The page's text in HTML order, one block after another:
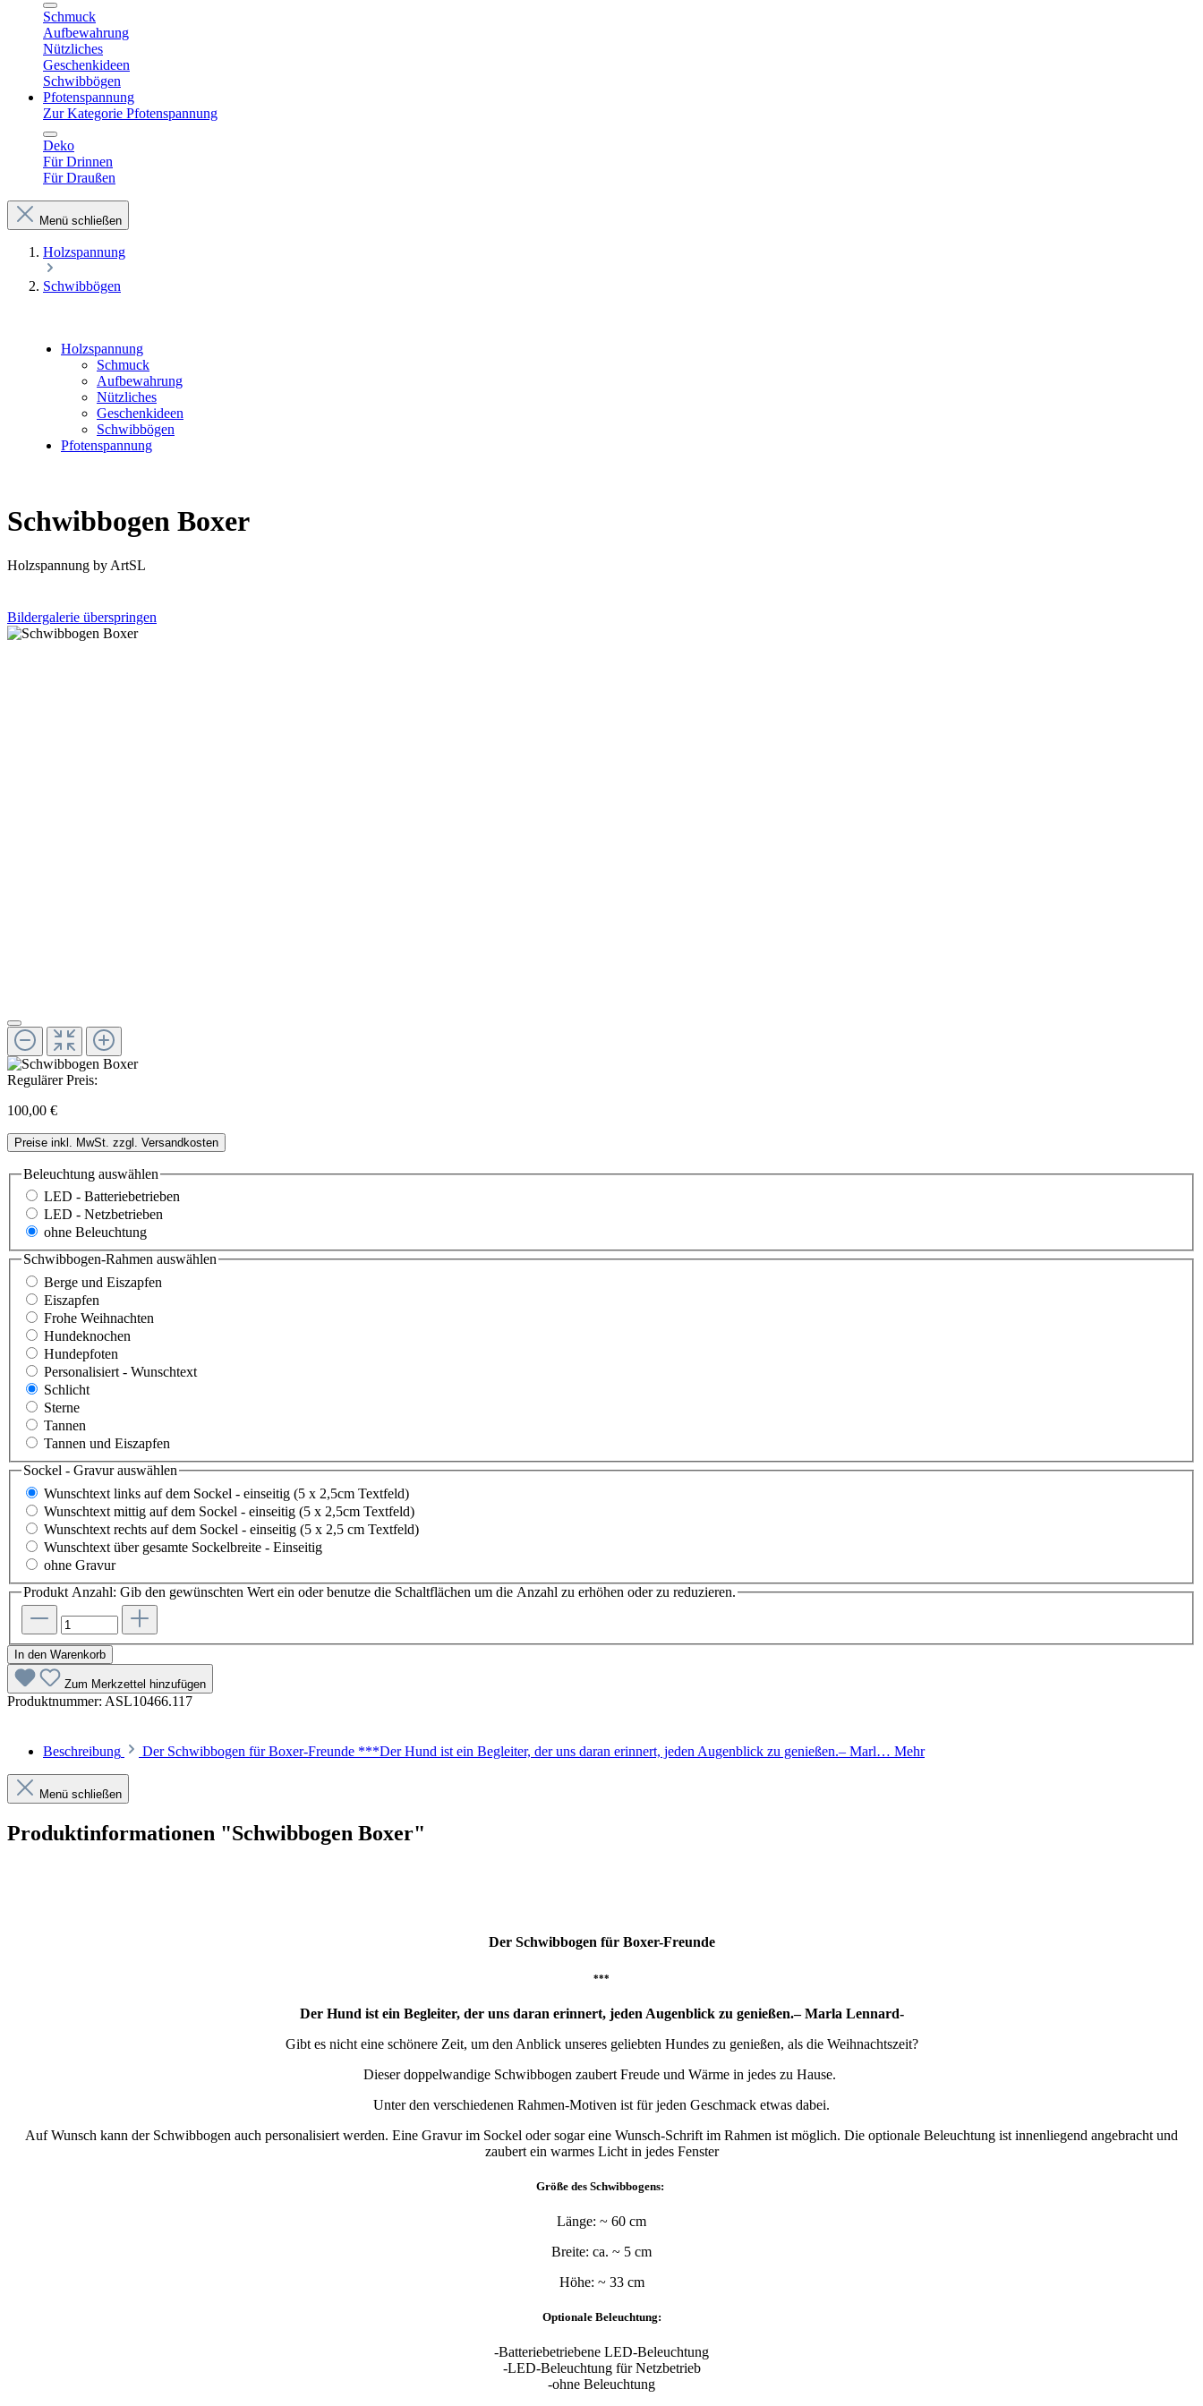
Schmuck
Aufbewahrung
Nützliches
Geschenkideen
Schwibbögen
Pfotenspannung
Zur Kategorie Pfotenspannung
Deko
Für Drinnen
Für Draußen
Menü schließen
Holzspannung
Schwibbögen
Holzspannung
Schmuck
Aufbewahrung
Nützliches
Geschenkideen
Schwibbögen
Pfotenspannung
Schwibbogen Boxer
Holzspannung by ArtSL
Bildergalerie überspringen
Regulärer Preis:
100,00 €
Preise inkl. MwSt. zzgl. Versandkosten
Beleuchtung auswählen
LED - Batteriebetrieben
LED - Netzbetrieben
ohne Beleuchtung
Schwibbogen-Rahmen auswählen
Berge und Eiszapfen
Eiszapfen
Frohe Weihnachten
Hundeknochen
Hundepfoten
Personalisiert - Wunschtext
Schlicht
Sterne
Tannen
Tannen und Eiszapfen
Sockel - Gravurauswählen
Wunschtext links auf dem Sockel - einseitig (5 x 2,5cm Textfeld)
Wunschtext mittig auf dem Sockel - einseitig (5 x 2,5cm Textfeld)
Wunschtext rechts auf dem Sockel - einseitig (5 x 2,5 cm Textfeld)
Wunschtext über gesamte Sockelbreite - Einseitig
ohne Gravur
Produkt Anzahl: Gib den gewünschten Wert ein oder benutze die Schaltflächen um die Anzahl zu erhöhen oder zu reduzieren.
In den Warenkorb
Zum Merkzettel hinzufügen
Produktnummer: ASL10466.117
Beschreibung Der Schwibbogen für Boxer-Freunde ***Der Hund ist ein Begleiter, der uns daran erinnert, jeden Augenblick zu genießen.– Marl… Mehr
Menü schließen
Produktinformationen "Schwibbogen Boxer"
Der Schwibbogen für Boxer-Freunde
***
Der Hund ist ein Begleiter, der uns daran erinnert, jeden Augenblick zu genießen.– Marla Lennard-
Gibt es nicht eine schönere Zeit, um den Anblick unseres geliebten Hundes zu genießen, als die Weihnachtszeit?
Dieser doppelwandige Schwibbogen zaubert Freude und Wärme in jedes zu Hause.
Unter den verschiedenen Rahmen-Motiven ist für jeden Geschmack etwas dabei.
Auf Wunsch kann der Schwibbogen auch personalisiert werden. Eine Gravur im Sockel oder sogar eine Wunsch-Schrift im Rahmen ist möglich. Die optionale Beleuchtung ist innenliegend angebracht und
zaubert ein warmes Licht in jedes Fenster
Größe des Schwibbogens:
Länge: ~ 60 cm
Breite: ca. ~ 5 cm
Höhe: ~ 33 cm
Optionale Beleuchtung:
-Batteriebetriebene LED-Beleuchtung
-LED-Beleuchtung für Netzbetrieb
-ohne Beleuchtung